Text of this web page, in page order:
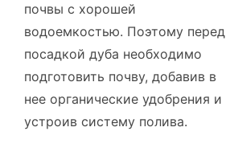
почвы с хорошей
водоемкостью. Поэтому перед
посадкой дуба необходимо
подготовить почву, добавив в
нее органические удобрения и
устроив систему полива.